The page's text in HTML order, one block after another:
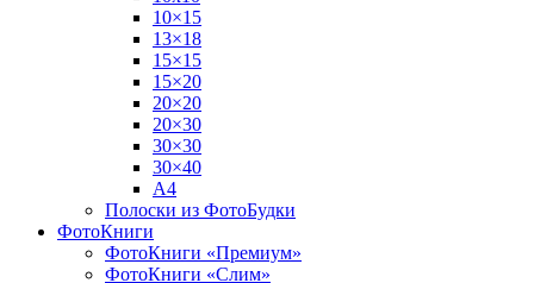
10×15
13×18
15×15
15×20
20×20
20×30
30×30
30×40
A4
Полоски из ФотоБудки
ФотоКниги
ФотоКниги «Премиум»
ФотоКниги «Слим»